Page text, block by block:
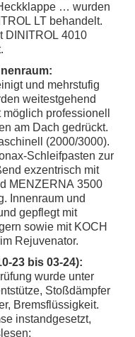
… wurden
LT behandelt.
DINITROL 4010
und mehrstufig
weitestgehend
professionell
am Dach gedrückt.
(2000/3000).
Schleifpasten zur
exzentrisch mit
MENZERNA 3500
Innenraum und
gepflegt mit
sowie mit KOCH
Rejuvenator.
23 bis 03-24):
wurde unter
Stoßdämpfer
Bremsflüssigkeit.
instandgesetzt,